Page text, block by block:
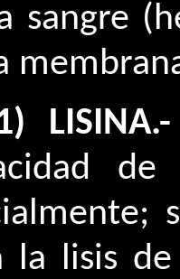
sangre
LISINA.-
la lisis